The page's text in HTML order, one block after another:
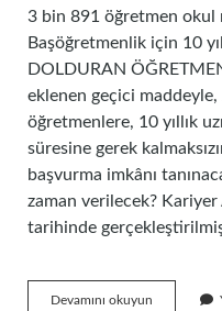
3 bin 891 öğretmen okul
Başöğretmenlik için 10
DOLDURAN
eklenen geçici maddeyle,
öğretmenlere, 10 yıllık
süresine gerek
başvurma imkânı
zaman verilecek? Kariyer
tarihinde
Devamını okuyun